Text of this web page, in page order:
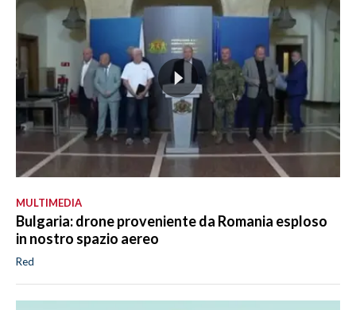
MULTIMEDIA
Bulgaria: drone proveniente da Romania esploso
in nostro spazio aereo
Red